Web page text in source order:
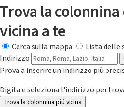
Trova la
vicina a te
Cerca sulla mappa
Lista delle
Indirizzo
Prova a inserire un indirizzo più
Digita e seleziona l'indirizzo per
Trova la colonnina piú vicina